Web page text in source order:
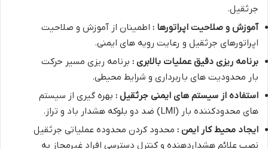
جرثقیل.
آموزش و صلاحیت اپراتورها : اطمینان از آموزش و صلاحیت
اپراتورهای جرثقیل و رعایت رویه های ایمنی.
برنامه ریزی دقیق عملیات بالابری : برنامه ریزی مسیر حرکت
بار محدودیت های باربرداری و شرایط محیطی.
استفاده از سیستم های ایمنی جرثقیل : بهره گیری از سیستم
های محدودکننده بار (LMI) ضد دو بلوکه هشدار باد و تراز.
ایجاد محیط کار ایمن : محدود کردن محدوده عملیاتی جرثقیل
نصب علائم هشداردهنده و کنترل دسترسی افراد غیرمجاز به